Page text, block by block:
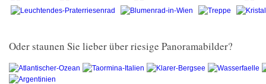
Oder staunen Sie lieber über riesige Panoramabilder?